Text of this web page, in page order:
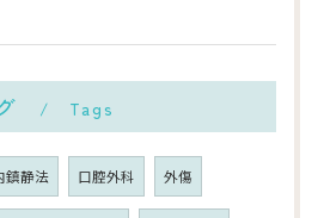
Tags
鎮静法 口腔外科 外傷